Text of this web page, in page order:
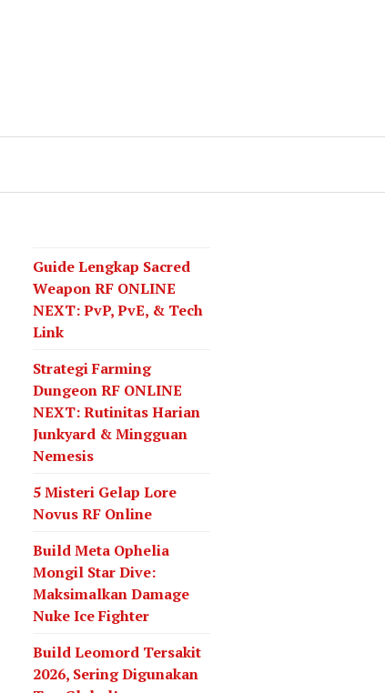
Guide Lengkap Sacred
Weapon RF ONLINE
NEXT: PvP, PvE, & Tech
Link
Strategi Farming
Dungeon RF ONLINE
NEXT: Rutinitas Harian
Junkyard & Mingguan
Nemesis
5 Misteri Gelap Lore
Novus RF Online
Build Meta Ophelia
Mongil Star Dive:
Maksimalkan Damage
Nuke Ice Fighter
Build Leomord Tersakit
2026, Sering Digunakan